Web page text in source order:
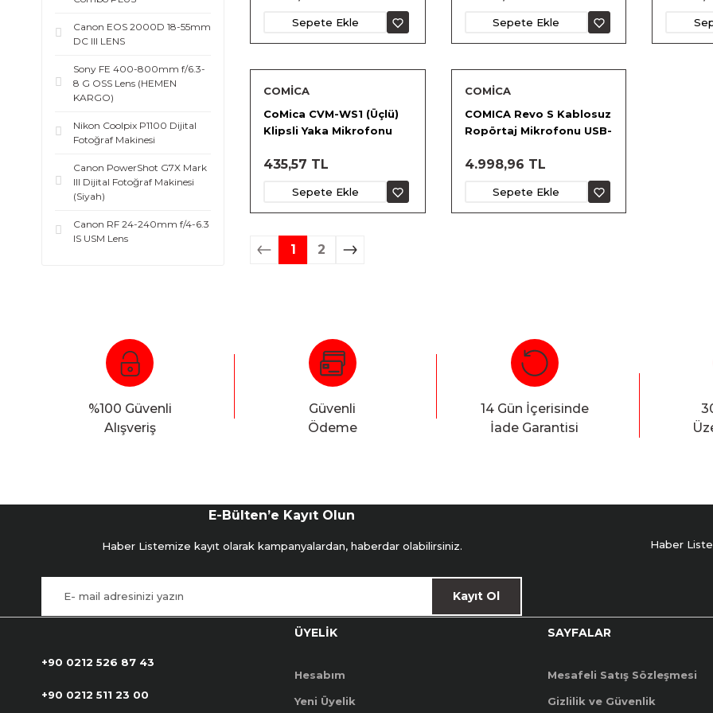
Canon EOS 2000D 18-55mm
DC III LENS
Sony FE 400-800mm f/6.3-
8 G OSS Lens (HEMEN
KARGO)
Nikon Coolpix P1100 Dijital
Fotoğraf Makinesi
Canon PowerShot G7X Mark
III Dijital Fotoğraf Makinesi
(Siyah)
Canon RF 24-240mm f/4-6.3
IS USM Lens
Sepete Ekle Sepete Ekle
COMİCA
CoMica CVM-WS1 (Üçlü)
Klipsli Yaka Mikrofonu
435,57 TL
Sepete Ekle
COMİCA
COMICA Revo S Kablosuz
Ropörtaj Mikrofonu USB-
Telefonlar için
4.998,96 TL
Sepete Ekle
1 2
%100 Güvenli
Alışveriş
Güvenli
Ödeme
14 Gün İçerisinde
İade Garantisi
E-Bülten’e Kayıt Olun
Haber Listemize kayıt olarak kampanyalardan, haberdar olabilirsiniz.
Kayıt Ol
Haber
+90 0212 526 87 43
+90 0212 511 23 00
ÜYELİK
Hesabım
Yeni Üyelik
SAYFALAR
Mesafeli Satış Sözleşmesi
Gizlilik ve Güvenlik